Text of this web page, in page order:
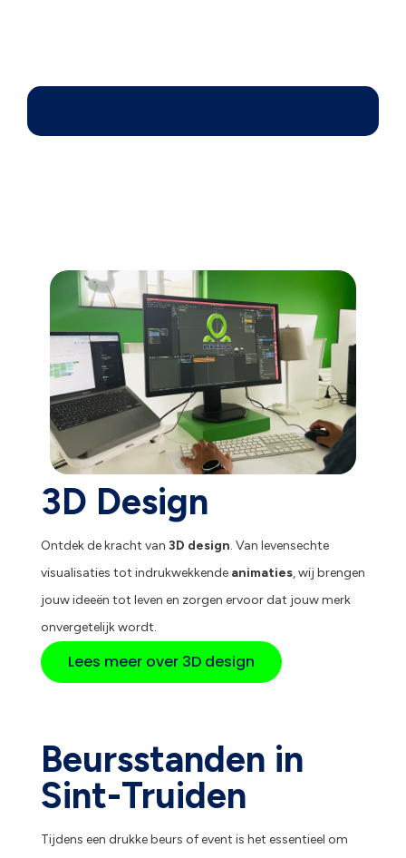
3D Design
Ontdek de kracht van 3D design. Van levensechte
visualisaties tot indrukwekkende animaties, wij brengen
jouw ideeën tot leven en zorgen ervoor dat jouw merk
onvergetelijk wordt.
Lees meer over 3D design
Beursstanden in
Sint-Truiden
Tijdens een drukke beurs of event is het essentieel om